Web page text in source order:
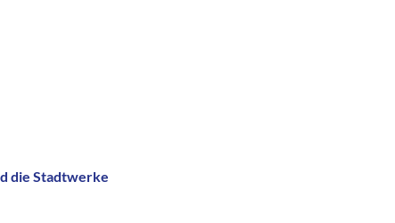
die Stadtwerke